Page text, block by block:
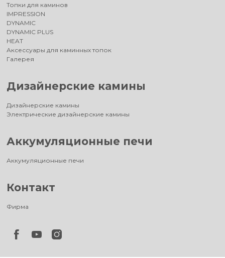
Топки для каминов
IMPRESSION
DYNAMIC
DYNAMIC PLUS
HEAT
Аксессуары для каминных топок
Галерея
Дизайнерские камины
Дизайнерские камины
Электрические дизайнерские камины
Аккумуляционные печи
Аккумуляционные печи
Контакт
Фирма